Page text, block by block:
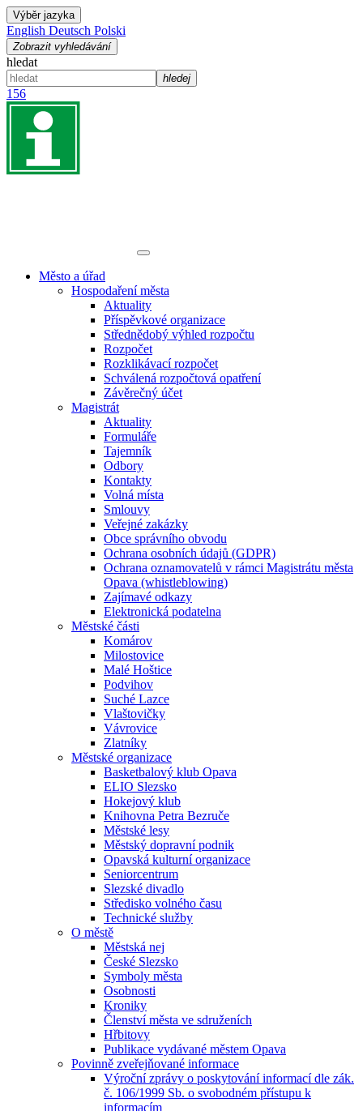
Výběr jazyka
English Deutsch Polski
Zobrazit vyhledávání
hledat
hledej
156
Město a úřad
Hospodaření města
Aktuality
Příspěvkové organizace
Střednědobý výhled rozpočtu
Rozpočet
Rozklikávací rozpočet
Schválená rozpočtová opatření
Závěrečný účet
Magistrát
Aktuality
Formuláře
Tajemník
Odbory
Kontakty
Volná místa
Smlouvy
Veřejné zakázky
Obce správního obvodu
Ochrana osobních údajů (GDPR)
Ochrana oznamovatelů v rámci Magistrátu města
Opava (whistleblowing)
Zajímavé odkazy
Elektronická podatelna
Městské části
Komárov
Milostovice
Malé Hoštice
Podvihov
Suché Lazce
Vlaštovičky
Vávrovice
Zlatníky
Městské organizace
Basketbalový klub Opava
ELIO Slezsko
Hokejový klub
Knihovna Petra Bezruče
Městské lesy
Městský dopravní podnik
Opavská kulturní organizace
Seniorcentrum
Slezské divadlo
Středisko volného času
Technické služby
O městě
Městská nej
České Slezsko
Symboly města
Osobnosti
Kroniky
Členství města ve sdruženích
Hřbitovy
Publikace vydávané městem Opava
Povinně zveřejňované informace
Výroční zprávy o poskytování informací dle zák.
č. 106/1999 Sb. o svobodném přístupu k
informacím